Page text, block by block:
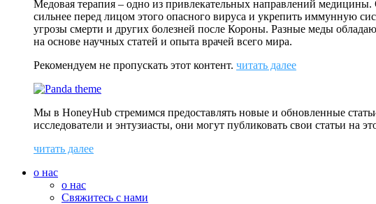
Медовая терапия – одно из привлекательных направлений
сильнее перед лицом этого опасного вируса и укрепить иммунную
угрозы смерти и других болезней после Короны. Разные меды
на основе научных статей и опыта врачей всего мира.
Рекомендуем не пропускать этот контент. читать далее
Мы в HoneyHub стремимся предоставлять новые и обновленные
исследователи и энтузиасты, они могут публиковать свои статьи на
читать далее
о нас
о нас
Свяжитесь с нами